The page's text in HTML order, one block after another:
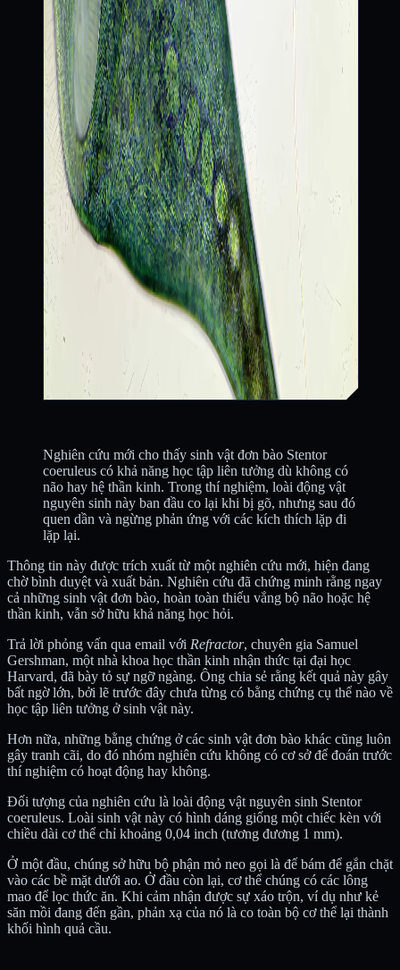
Nghiên cứu mới cho thấy sinh vật đơn bào Stentor
coeruleus có khả năng học tập liên tưởng dù không có
não hay hệ thần kinh. Trong thí nghiệm, loài động vật
nguyên sinh này ban đầu co lại khi bị gõ, nhưng sau đó
quen dần và ngừng phản ứng với các kích thích lặp đi
lặp lại.
Thông tin này được trích xuất từ một nghiên cứu mới, hiện đang
chờ bình duyệt và xuất bản. Nghiên cứu đã chứng minh rằng ngay
cả những sinh vật đơn bào, hoàn toàn thiếu vắng bộ não hoặc hệ
thần kinh, vẫn sở hữu khả năng học hỏi.
Trả lời phỏng vấn qua email với Refractor, chuyên gia Samuel
Gershman, một nhà khoa học thần kinh nhận thức tại đại học
Harvard, đã bày tỏ sự ngỡ ngàng. Ông chia sẻ rằng kết quả này gây
bất ngờ lớn, bởi lẽ trước đây chưa từng có bằng chứng cụ thể nào về
học tập liên tưởng ở sinh vật này.
Hơn nữa, những bằng chứng ở các sinh vật đơn bào khác cũng luôn
gây tranh cãi, do đó nhóm nghiên cứu không có cơ sở để đoán trước
thí nghiệm có hoạt động hay không.
Đối tượng của nghiên cứu là loài động vật nguyên sinh Stentor
coeruleus. Loài sinh vật này có hình dáng giống một chiếc kèn với
chiều dài cơ thể chỉ khoảng 0,04 inch (tương đương 1 mm).
Ở một đầu, chúng sở hữu bộ phận mỏ neo gọi là đế bám để gắn chặt
vào các bề mặt dưới ao. Ở đầu còn lại, cơ thể chúng có các lông
mao để lọc thức ăn. Khi cảm nhận được sự xáo trộn, ví dụ như kẻ
săn mồi đang đến gần, phản xạ của nó là co toàn bộ cơ thể lại thành
khối hình quả cầu.